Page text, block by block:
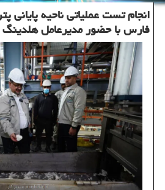
انجام تست عملیاتی ناحیه
فارس با حضور مدیرعامل